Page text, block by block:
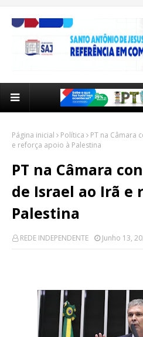
Página inicial Política
PT na Câmara
e reforça apoio à Palestina
PT na Câmara
de Israel ao Irã e
Palestina
REDE INDEPENDENTE Junho 13,